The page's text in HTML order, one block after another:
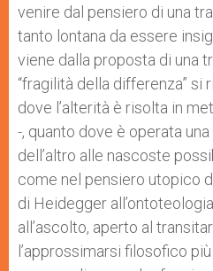
venire dal pensiero di una
tanto lontana da essere
viene dalla proposta di una
“fragilità della differenza” si
dove l’alterità è risolta in
-, quanto dove è operata
dell’altro alle nascoste
come nel pensiero utopico
di Heidegger
all’ascolto, aperto al
l’approssimarsi filosofico